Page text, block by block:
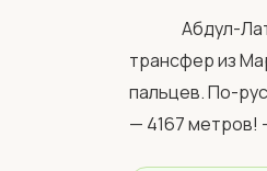
трансфер из
пальцев. По-
— 4167